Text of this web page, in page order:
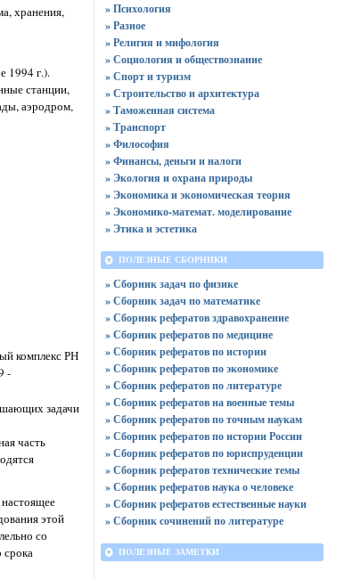
хранения,
1994 г.).
станции,
аэродром,
комплекс РН
-
задачи
часть
этой
со
срока
» Психология
» Разное
» Религия и мифология
» Социология и обществознание
» Спорт и туризм
» Строительство и архитектура
» Таможенная система
» Транспорт
» Философия
» Финансы, деньги и налоги
» Экология и охрана природы
» Экономика и экономическая теория
» Экономико-математ. моделирование
» Этика и эстетика
ПОЛЕЗНЫЕ СБОРНИКИ
» Сборник задач по физике
» Сборник задач по математике
» Сборник рефератов здравохранение
» Сборник рефератов по медицине
» Сборник рефератов по истории
» Сборник рефератов по экономике
» Сборник рефератов по литературе
» Сборник рефератов на военные темы
» Сборник рефератов по точным наукам
» Сборник рефератов по истории России
» Сборник рефератов по юриспруденции
» Сборник рефератов технические темы
» Сборник рефератов наука о человеке
» Сборник рефератов естественные науки
» Сборник сочинений по литературе
ПОЛЕЗНЫЕ ЗАМЕТКИ